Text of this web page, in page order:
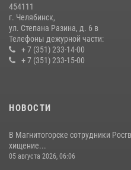
08 июля 2026, 12:05
454111
г. Челябинск,
ул. Степана Разина, д. 6 в
Телефоны дежурной части:
+ 7 (351) 233-14-00
+ 7 (351) 233-15-00
НОВОСТИ
В Магнитогорске сотрудники
хищение...
05 августа 2026, 06:06